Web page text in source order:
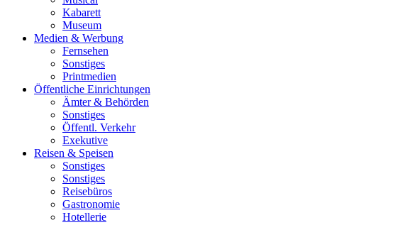
Kabarett
Museum
Medien & Werbung
Fernsehen
Sonstiges
Printmedien
Öffentliche Einrichtungen
Ämter & Behörden
Sonstiges
Öffentl. Verkehr
Exekutive
Reisen & Speisen
Sonstiges
Sonstiges
Reisebüros
Gastronomie
Hotellerie